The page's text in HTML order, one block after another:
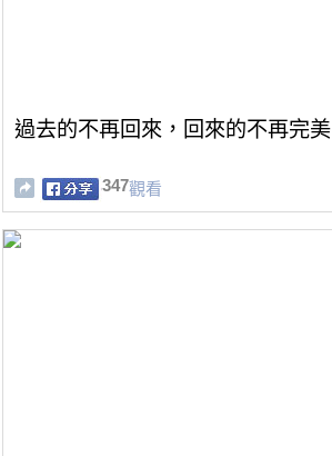
過去的不再回來，回來的不再完美
347觀看